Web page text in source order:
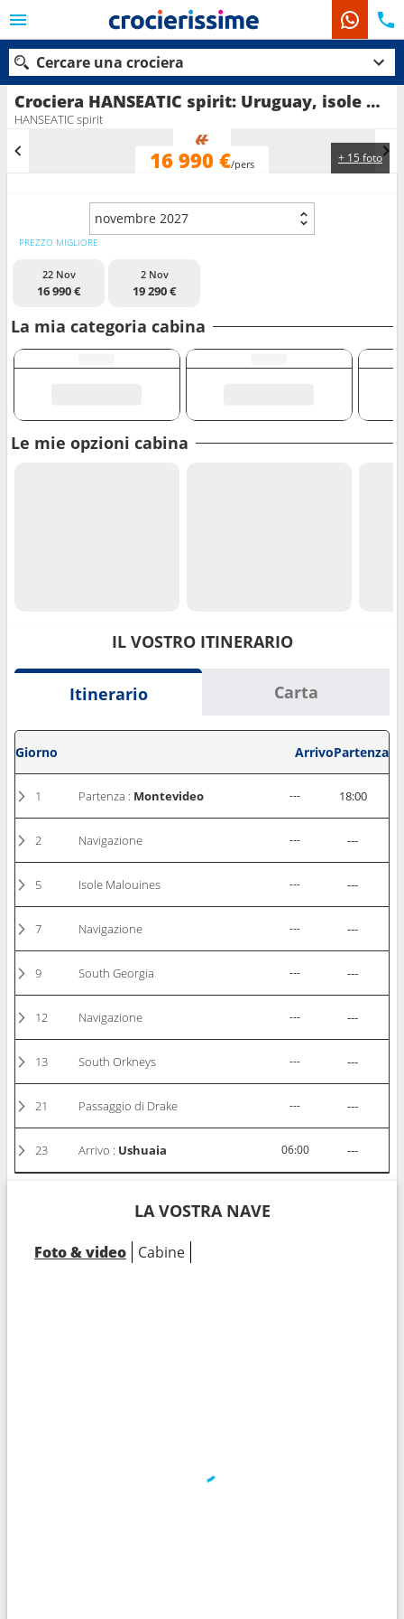
Crociera HANSEATIC spirit: Uruguay, isole Malvine , Regno Unito, Antartico, Argentina in partenza da Montevideo
HANSEATIC spirit
+ 15 foto
16 990 €/pers
novembre 2027
PREZZO MIGLIORE
22 Nov
16 990 €
2 Nov
19 290 €
La mia categoria cabina
Le mie opzioni cabina
IL VOSTRO ITINERARIO
Itinerario Carta
Giorno ArrivoPartenza
1 Partenza : Montevideo --- 18:00
2 Navigazione --- ---
5 Isole Malouines --- ---
7 Navigazione --- ---
9 South Georgia --- ---
12 Navigazione --- ---
13 South Orkneys --- ---
21 Passaggio di Drake --- ---
23 Arrivo : Ushuaia 06:00 ---
LA VOSTRA NAVE
Foto & video Cabine
Cercare una crociera
Le nostre destinazioni
Mesi di partenza
Porti